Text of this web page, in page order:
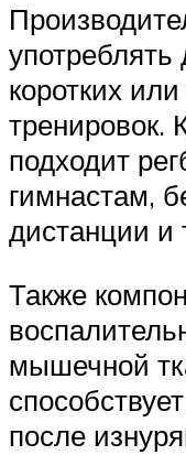
коротких
тренировок.
подходит
гимнастам,
дистанции и
Также
мышечной
после